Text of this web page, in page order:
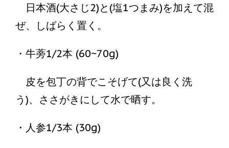
日本酒(大さじ2)と(塩1つまみ)を加えて混
ぜ、しばらく置く。
・牛蒡1/2本 (60~70g)
皮を包丁の背でこそげて(又は良く洗
う)、ささがきにして水で晒す。
・人参1/3本 (30g)